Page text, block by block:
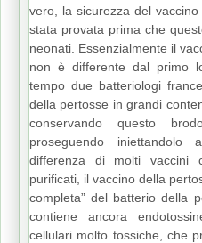
vero, la sicurezza del
stata provata prima che
neonati. Essenzialmente il
non è differente dal primo
tempo due batteriologi
della pertosse in grandi
conservando questo
proseguendo
differenza di molti vaccini
purificati, il vaccino della
completa” del batterio della
contiene ancora
cellulari molto tossiche, che